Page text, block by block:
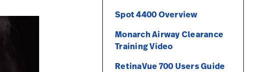
Spot 4400 Overview
Monarch Airway Clearance
Training Video
RetinaVue 700 Users Guide